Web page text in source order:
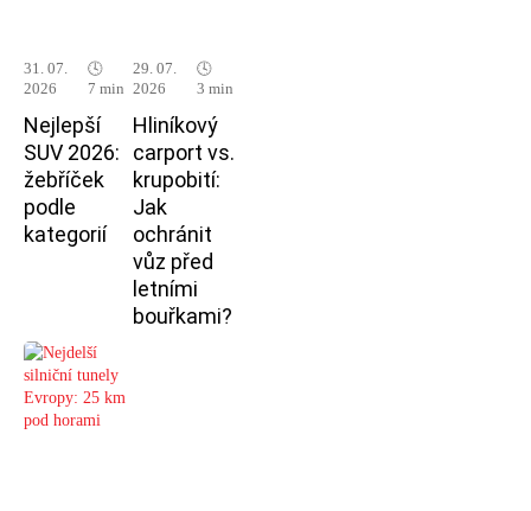
31. 07.
2026
🕓
7 min
Nejlepší
SUV 2026:
žebříček
podle
kategorií
29. 07.
2026
🕓
3 min
Hliníkový
carport vs.
krupobití:
Jak
ochránit
vůz před
letními
bouřkami?